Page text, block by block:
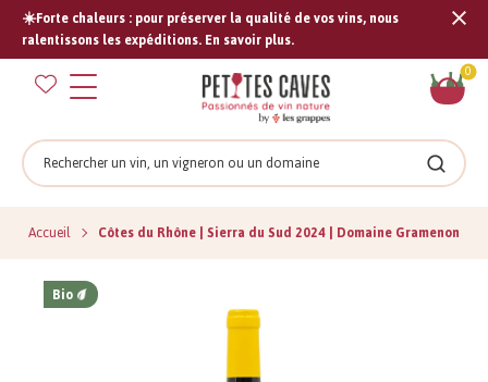
☀️Forte chaleurs : pour préserver la qualité de vos vins, nous
ralentissons les expéditions. En savoir plus.
0
Rechercher
Accueil Côtes du Rhône | Sierra du Sud 2024 | Domaine Gramenon
Bio